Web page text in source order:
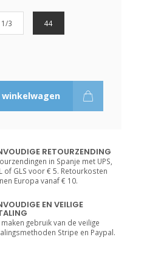
3 44
winkelwagen
RETOURZENDING
in Spanje met UPS,
of GLS voor € 5. Retourkosten
Europa vanaf € 10.
EN VEILIGE
maken gebruik van de veilige
Stripe en Paypal.